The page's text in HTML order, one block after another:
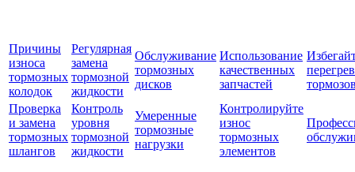
Причины
износа
тормозных
колодок
Регулярная
замена
тормозной
жидкости
Обслуживание
тормозных
дисков
Использование
качественных
запчастей
Проверка
и замена
тормозных
шлангов
Контроль
уровня
тормозной
жидкости
Умеренные
тормозные
нагрузки
Контролируйте
износ
тормозных
элементов